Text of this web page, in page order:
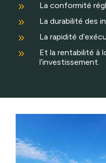
9 La conformité
9 La durabilité des
9 La rapidité
9
Et la rentabilité à
l’investissement.